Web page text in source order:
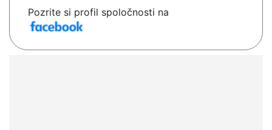
Pozrite si profil spoločnosti na